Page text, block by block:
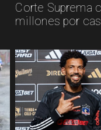
Corte Suprema
millones por